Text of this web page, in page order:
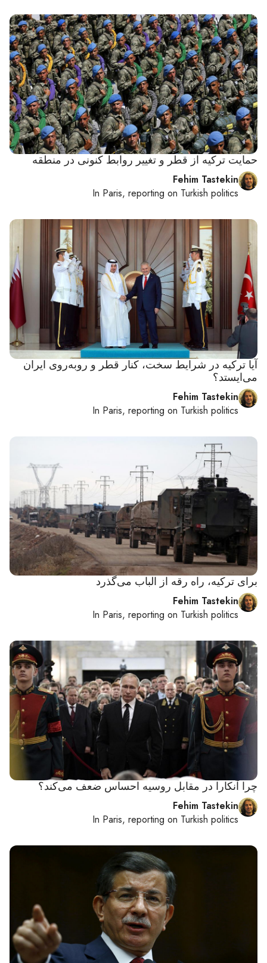
حمایت ترکیه از قطر و تغییر روابط کنونی در منطقه
Fehim Tastekin
In Paris, reporting on Turkish politics
آیا ترکیه در شرایط سخت، کنار قطر و روبه‌روی ایران
می‌ایستد؟
Fehim Tastekin
In Paris, reporting on Turkish politics
برای ترکیه، راه رقه از الباب می‌گذرد
Fehim Tastekin
In Paris, reporting on Turkish politics
چرا آنکارا در مقابل روسیه احساس ضعف می‌کند؟
Fehim Tastekin
In Paris, reporting on Turkish politics